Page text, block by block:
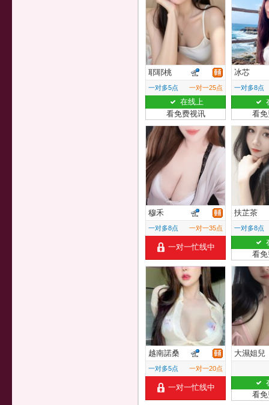
耶耶桃
一对多5点 一对一25点
在线上
看免费视讯
冰芯
一对多8点
看
穆禾
一对多8点 一对一35点
一对一忙线中
扶芷茶
一对多8点
看
越南諾桑
一对多5点 一对一20点
一对一忙线中
大濕姐兒
看